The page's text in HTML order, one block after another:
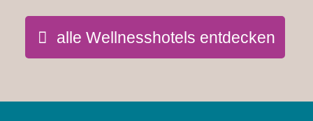
alle Wellnesshotels entdecken